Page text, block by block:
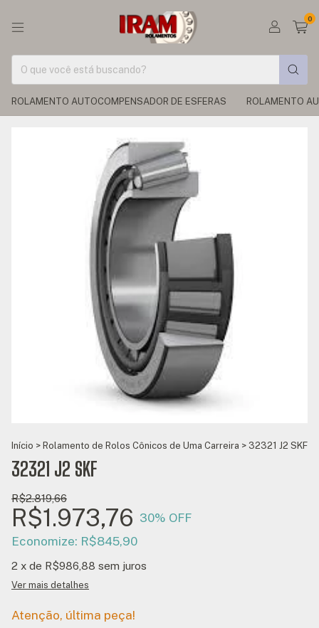
0
ROLAMENTO AUTOCOMPENSADOR DE ESFERAS ROLAMENTO
Início > Rolamento de Rolos Cônicos de Uma Carreira > 32321 J2 SKF
32321 J2 SKF
R$2.819,66
R$1.973,76 30% OFF
Economize: R$845,90
2 x de R$986,88 sem juros
Ver mais detalhes
Atenção, última peça!